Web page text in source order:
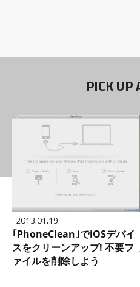
PICK UP
2013.01.19
｢PhoneClean｣でiOSデバイ
スをクリーンアップ! 不要フ
ァイルを削除しよう